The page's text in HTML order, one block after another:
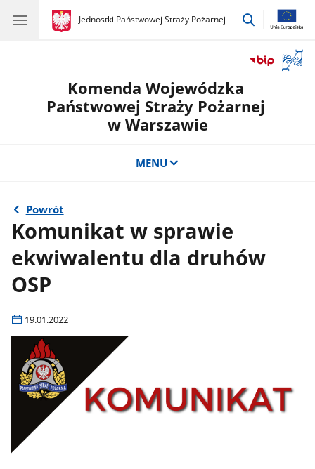
gov.pl
Jednostki Państwowej Straży Pożarnej
gov.pl
Jednostki
przejdź
okno
Komenda Wojewódzka
Państwowej Straży Pożarnej
w Warszawie
MENU
Powrót
Komunikat w sprawie
ekwiwalentu dla druhów
OSP
19.01.2022